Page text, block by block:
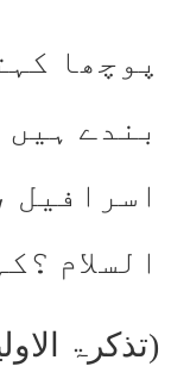
پوچھا
بندے
اسرافیل
السلام